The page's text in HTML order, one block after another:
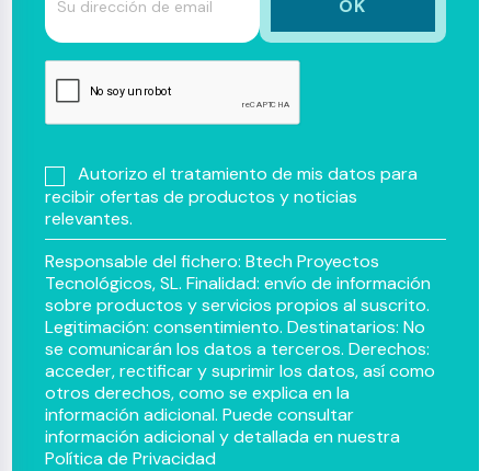
Autorizo el tratamiento de mis datos para
recibir ofertas de productos y noticias
relevantes.
Responsable del fichero: Btech Proyectos
Tecnológicos, SL. Finalidad: envío de información
sobre productos y servicios propios al suscrito.
Legitimación: consentimiento. Destinatarios: No
se comunicarán los datos a terceros. Derechos:
acceder, rectificar y suprimir los datos, así como
otros derechos, como se explica en la
información adicional. Puede consultar
información adicional y detallada en nuestra
Política de Privacidad